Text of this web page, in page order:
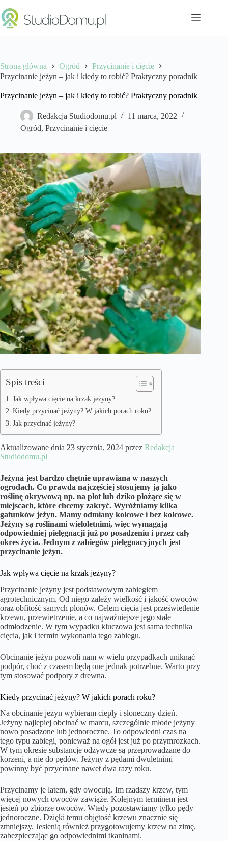
do
treści
Strona główna Ogród
Przycinanie i cięcie
Przycinanie jeżyn – jak i kiedy to robić? Praktyczny poradnik
Przycinanie jeżyn – jak i kiedy to robić? Praktyczny poradnik
Redakcja Studiodomu.pl
11 marca, 2022
Ogród, Przycinanie i cięcie
Spis treści
Jak wpływa cięcie na krzak jeżyny?
Kiedy przycinać jeżyny? W jakich porach roku?
Jak przycinać jeżyny?
Aktualizowane dnia 23 stycznia, 2024 przez Redakcja
Studiodomu.pl
Jeżyna jest bardzo chętnie uprawiana w naszych
ogrodach. Co prawda najczęściej stosujemy ją jako
roślinę okrywową np. na płot lub dziko płożące się w
miejscach, które chcemy zakryć. Wyróżniamy kilka
gatunków jeżyn. Mamy odmiany kolcowe i bez kolcowe.
Jeżyny są roślinami wieloletnimi, więc wymagają
odpowiedniej pielęgnacji już po posadzeniu i przez cały
okres życia. Jednym z zabiegów pielęgnacyjnych jest
przycinanie jeżyn.
Jak wpływa cięcie na krzak jeżyny?
Przycinanie jeżyny jest podstawowym zabiegiem
agrotechnicznym. Od niego zależy wielkość i jakość owoców
oraz obfitość samych plonów. Celem cięcia jest prześwietlenie
krzewu, przewietrzenie, a co najważniejsze jego stałe
odmłodzenie. W tym wypadku kluczowa jest sama technika
cięcia, jak i termin wykonania tego zabiegu.
Obcinanie jeżyn pozwoli nam w wielu przypadkach uniknąć
podpór, choć z czasem będą one jednak potrzebne. Warto przy
tym stosować podpory z drewna.
Kiedy przycinać jeżyny? W jakich porach roku?
Na obcinanie jeżyn wybieram ciepły i słoneczny dzień.
Jeżyny najlepiej obcinać w marcu, szczególnie młode jeżyny
nowo posadzone lub jednoroczne. To odpowiedni czas na
tego typu zabiegi, ponieważ na ogół jest już po przymrozkach.
W tym okresie substancje odżywcze są przeprowadzane do
korzeni, a nie do pędów. Jeżyny z pędami dwuletnimi
powinny być przycinane nawet dwa razy roku.
Przycinamy je latem, gdy owocują. Im rzadszy krzew, tym
więcej nowych owoców zawiąże. Kolejnym terminem jest
jesień po zbiorze owoców. Wtedy pozostawiamy tylko pędy
jednoroczne. Dzięki temu objętość krzewu znacznie się
zmniejszy. Jesienią również przygotowujemy krzew na zimę,
zabezpieczając go odpowiednimi tkaninami.